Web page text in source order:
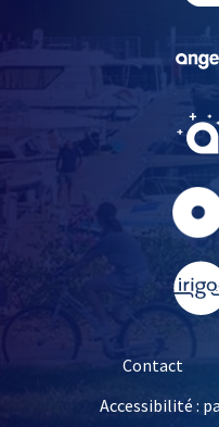
Contact
Accessibilité :